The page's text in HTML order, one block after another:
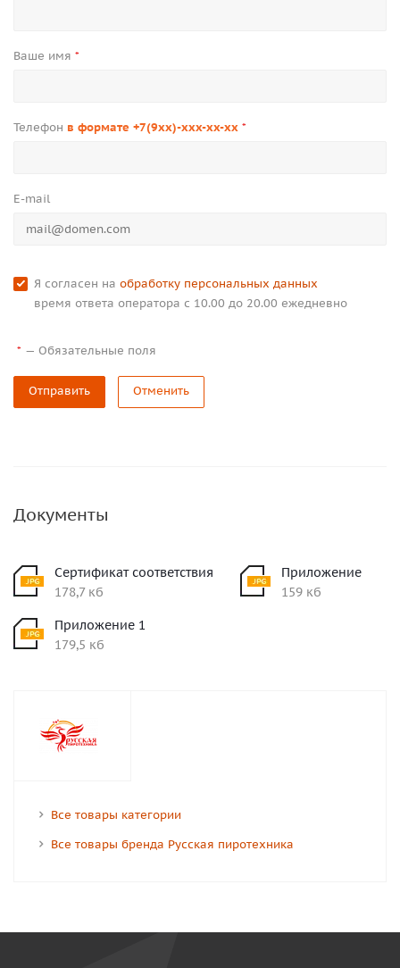
Ваше имя *
Телефон в формате +7(9xx)-xxx-xx-xx *
E-mail
Я согласен на обработку персональных данных
время ответа оператора с 10.00 до 20.00 ежедневно
* — Обязательные поля
Отправить Отменить
Документы
Сертификат соответствия
178,7 кб
Приложение
159 кб
Приложение 1
179,5 кб
Все товары категории
Все товары бренда Русская пиротехника